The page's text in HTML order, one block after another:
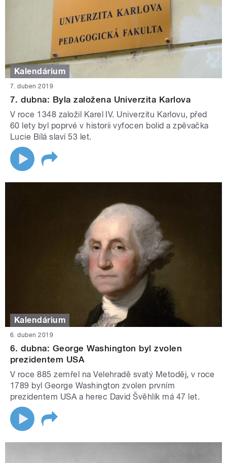
Kalendárium
7. duben 2019
7. dubna: Byla založena Univerzita Karlova
V roce 1348 založil Karel IV. Univerzitu Karlovu, před
60 lety byl poprvé v historii vyfocen bolid a zpěvačka
Lucie Bílá slaví 53 let.
Kalendárium
6. duben 2019
6. dubna: George Washington byl zvolen
prezidentem USA
V roce 885 zemřel na Velehradě svatý Metoděj, v roce
1789 byl George Washington zvolen prvním
prezidentem USA a herec David Švěhlík má 47 let.